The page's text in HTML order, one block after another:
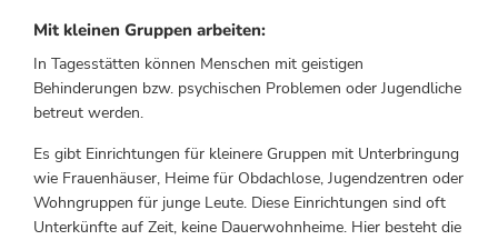
Mit kleinen Gruppen arbeiten:
In Tagesstätten können Menschen mit geistigen
Behinderungen bzw. psychischen Problemen oder Jugendliche
betreut werden.
Es gibt Einrichtungen für kleinere Gruppen mit Unterbringung
wie Frauenhäuser, Heime für Obdachlose, Jugendzentren oder
Wohngruppen für junge Leute. Diese Einrichtungen sind oft
Unterkünfte auf Zeit, keine Dauerwohnheime. Hier besteht die